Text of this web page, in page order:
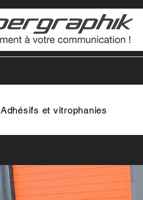
Adhésifs et vitrophanies